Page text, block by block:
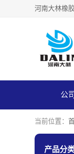
公
当前位置：
产品分